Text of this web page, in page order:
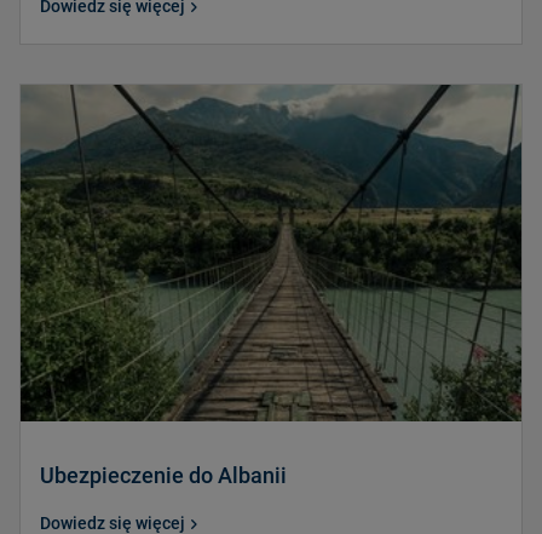
Dowiedz się więcej
Ubezpieczenie do Albanii
Dowiedz się więcej